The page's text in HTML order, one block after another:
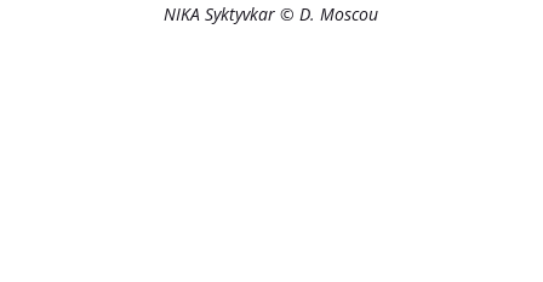
NIKA Syktyvkar © D. Moscou